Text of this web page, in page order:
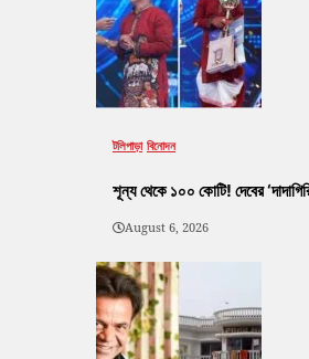
টলিপাড়া বিনোদন
শূন্য থেকে ১০০ কোটি! দেবের
August 6, 2026